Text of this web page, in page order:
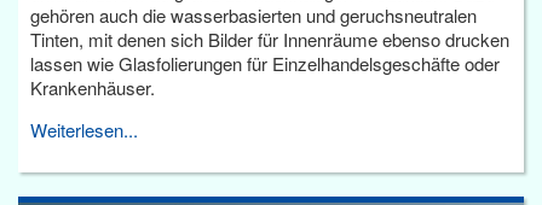
gehören auch die wasserbasierten und geruchsneutralen
Tinten, mit denen sich Bilder für Innenräume ebenso drucken
lassen wie Glasfolierungen für Einzelhandelsgeschäfte oder
Krankenhäuser.
Weiterlesen...